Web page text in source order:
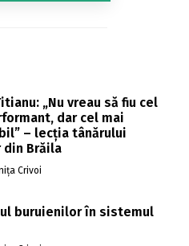
„Nu vreau să fiu cel
dar cel mai
– lecția tânărului
Brăila
Crivoi
buruienilor în sistemul